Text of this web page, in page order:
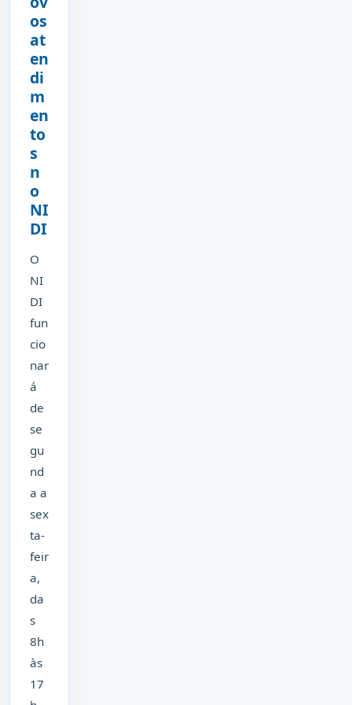
os
at
en
di
m
en
to
s
n
o
NI
DI
O
NI
DI
fun
cio
nar
á
de
se
gu
nd
a a
sex
ta-
feir
a,
da
s
8h
às
17